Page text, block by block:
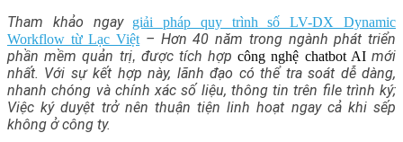
Tham khảo ngay giải pháp quy trình số LV-DX Dynamic
Workflow từ Lạc Việt– Hơn 40 năm trong ngành phát triển
phần mềm quản trị, được tích hợpcông nghệ chatbot AImới
nhất. Với sự kết hợp này, lãnh đạo có thể tra soát dễ dàng,
nhanh chóng và chính xác số liệu, thông tin trên file trình ký;
Việc ký duyệt trở nên thuận tiện linh hoạt ngay cả khi sếp
không ở công ty.